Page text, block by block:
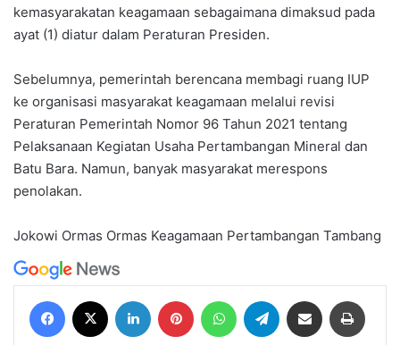
kemasyarakatan keagamaan sebagaimana dimaksud pada
ayat (1) diatur dalam Peraturan Presiden.
Sebelumnya, pemerintah berencana membagi ruang IUP
ke organisasi masyarakat keagamaan melalui revisi
Peraturan Pemerintah Nomor 96 Tahun 2021 tentang
Pelaksanaan Kegiatan Usaha Pertambangan Mineral dan
Batu Bara. Namun, banyak masyarakat merespons
penolakan.
Jokowi Ormas Ormas Keagamaan Pertambangan Tambang
Facebook LinkedIn Pinterest WhatsAppTelegram Share via Email